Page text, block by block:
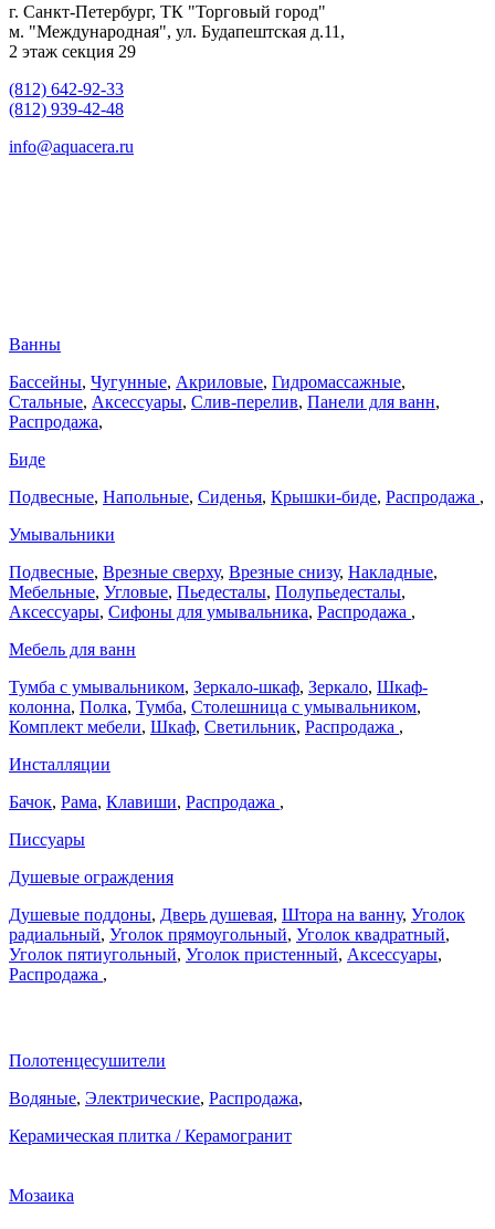
г. Санкт-Петербург, ТК "Торговый город"
м. "Международная", ул. Будапештская д.11,
2 этаж секция 29
(812) 642-92-33
(812) 939-42-48
info@aquacera.ru
Ванны
Бассейны, Чугунные, Акриловые, Гидромассажные,
Стальные, Аксессуары, Слив-перелив, Панели для ванн,
Распродажа,
Биде
Подвесные, Напольные, Сиденья, Крышки-биде, Распродажа ,
Умывальники
Подвесные, Врезные сверху, Врезные снизу, Накладные,
Мебельные, Угловые, Пьедесталы, Полупьедесталы,
Аксессуары, Сифоны для умывальника, Распродажа ,
Мебель для ванн
Тумба с умывальником, Зеркало-шкаф, Зеркало, Шкаф-
колонна, Полка, Тумба, Столешница с умывальником,
Комплект мебели, Шкаф, Светильник, Распродажа ,
Инсталляции
Бачок, Рама, Клавиши, Распродажа ,
Писсуары
Душевые ограждения
Душевые поддоны, Дверь душевая, Штора на ванну, Уголок
радиальный, Уголок прямоугольный, Уголок квадратный,
Уголок пятиугольный, Уголок пристенный, Аксессуары,
Распродажа ,
Полотенцесушители
Водяные, Электрические, Распродажа,
Керамическая плитка / Керамогранит
Мозаика